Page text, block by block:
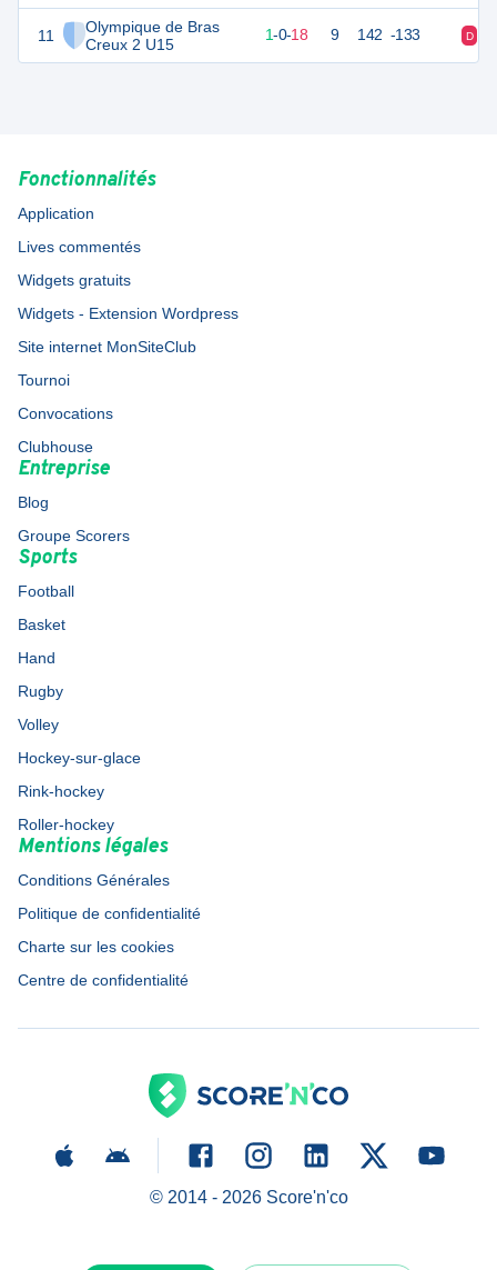
11
Olympique de Bras
Creux 2 U15
22 1-0-18 9 142 -133 D
Fonctionnalités
Application
Lives commentés
Widgets gratuits
Widgets - Extension Wordpress
Site internet MonSiteClub
Tournoi
Convocations
Clubhouse
Entreprise
Blog
Groupe Scorers
Sports
Football
Basket
Hand
Rugby
Volley
Hockey-sur-glace
Rink-hockey
Roller-hockey
Mentions légales
Conditions Générales
Politique de confidentialité
Charte sur les cookies
Centre de confidentialité
© 2014 - 2026Score'n'co